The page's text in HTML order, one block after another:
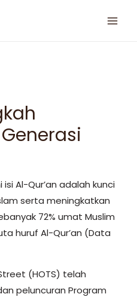
Al-Qur’an adalah kunci
serta meningkatkan
72% umat Muslim
huruf Al-Qur’an (Data
(HOTS) telah
peluncuran Program